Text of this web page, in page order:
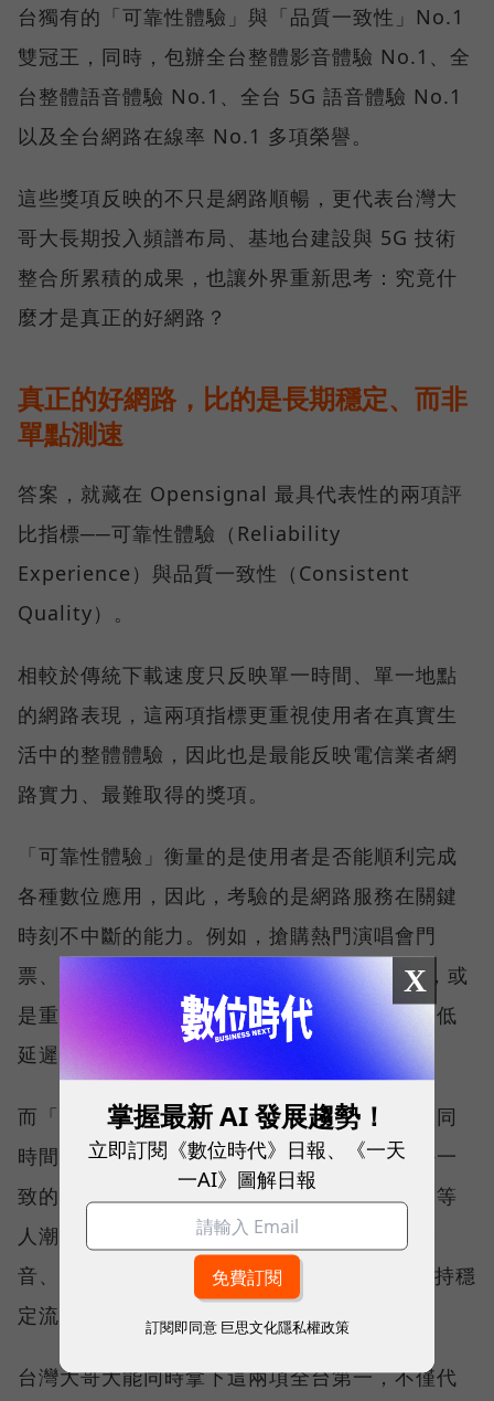
台獨有的「可靠性體驗」與「品質一致性」No.1
雙冠王，同時，包辦全台整體影音體驗 No.1、全
台整體語音體驗 No.1、全台 5G 語音體驗 No.1
以及全台網路在線率 No.1 多項榮譽。
這些獎項反映的不只是網路順暢，更代表台灣大
哥大長期投入頻譜布局、基地台建設與 5G 技術
整合所累積的成果，也讓外界重新思考：究竟什
麼才是真正的好網路？
真正的好網路，比的是長期穩定、而非
單點測速
答案，就藏在 Opensignal 最具代表性的兩項評
比指標──可靠性體驗（Reliability
Experience）與品質一致性（Consistent
Quality）。
相較於傳統下載速度只反映單一時間、單一地點
的網路表現，這兩項指標更重視使用者在真實生
活中的整體體驗，因此也是最能反映電信業者網
路實力、最難取得的獎項。
「可靠性體驗」衡量的是使用者是否能順利完成
各種數位應用，因此，考驗的是網路服務在關鍵
時刻不中斷的能力。例如，搶購熱門演唱會門
票、秒殺限量商品、超商結帳掃描 QR Code，或
是重要的線上會議，都需要網路能即時回應、低
延遲且持續運作。
而「品質一致性」則是衡量電信業者可否在不同
時間、不同地點、不同網路負載下，都能維持一
致的網路服務品質。無論是在跨年晚會、球賽等
人潮密集場域，或是在高速移動時觀看串流影
音、傳送 LINE 訊息、分享社群動態，確保維持穩
定流暢，不因環境改變而明顯降速。
台灣大哥大能同時拿下這兩項全台第一，不僅代
X
掌握最新 AI 發展趨勢！
立即訂閱《數位時代》日報、《一天
一AI》圖解日報
訂閱即同意 巨思文化隱私權政策